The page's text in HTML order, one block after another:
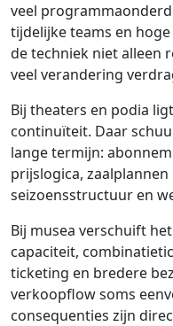
veel
tijdelijke teams en
de techniek niet alleen
veel verandering
Bij theaters en podia
continuïteit. Daar
lange termijn:
prijslogica,
seizoensstructuur en
Bij musea verschuift
capaciteit,
ticketing en bredere
verkoopflow soms
consequenties zijn